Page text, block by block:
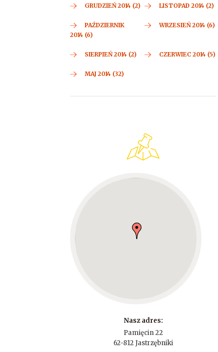
GRUDZIEŃ 2014 (2) LISTOPAD 2014 (2)
PAŹDZIERNIK
2014 (6)
WRZESIEŃ 2014 (6)
SIERPIEŃ 2014 (2) CZERWIEC 2014 (5)
MAJ 2014 (32)
Nasz adres:
Pamięcin 22
62-812 Jastrzębniki